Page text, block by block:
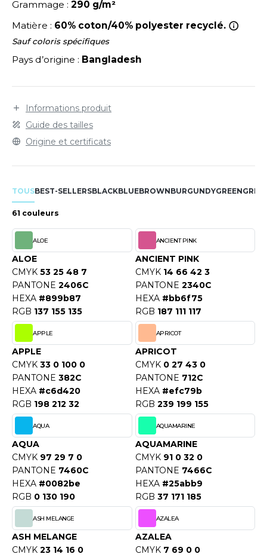
IN EUROPE
LABEL / TEAR AWAY
VETEMENTS
SHIRT
SHIRT
PROFESSIONNELLE
- BLOUSON
ROW
OF THE LOOM
- BLANKS
COOL
HOODS
T'S
SERIE
Grammage : 290 g/m²
Matière : 60% coton/40% polyester recyclé.
Sauf coloris spécifiques
Pays d’origine : Bangladesh
Informations produit
Guide des tailles
Origine et certificats
TOUSBEST-SELLERSBLACKBLUEBROWNBURGUNDYGREENGREY
61 couleurs
ALOE
ALOE
CMYK 53 25 48 7
PANTONE 2406C
HEXA #899b87
RGB 137 155 135
ANCIENT PINK
ANCIENT PINK
CMYK 14 66 42 3
PANTONE 2340C
HEXA #bb6f75
RGB 187 111 117
APPLE
APPLE
CMYK 33 0 100 0
PANTONE 382C
HEXA #c6d420
RGB 198 212 32
APRICOT
APRICOT
CMYK 0 27 43 0
PANTONE 712C
HEXA #efc79b
RGB 239 199 155
AQUA
AQUA
CMYK 97 29 7 0
PANTONE 7460C
HEXA #0082be
RGB 0 130 190
AQUAMARINE
AQUAMARINE
CMYK 91 0 32 0
PANTONE 7466C
HEXA #25abb9
RGB 37 171 185
ASH MELANGE
ASH MELANGE
CMYK 23 14 16 0
AZALEA
AZALEA
CMYK 7 69 0 0